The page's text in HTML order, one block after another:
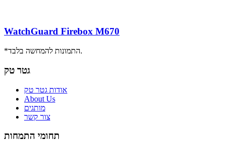
WatchGuard Firebox M670
*התמונות להמחשה בלבד.
גטר טק
אודות גטר טק
About Us
מותגים
צור קשר
תחומי התמחות